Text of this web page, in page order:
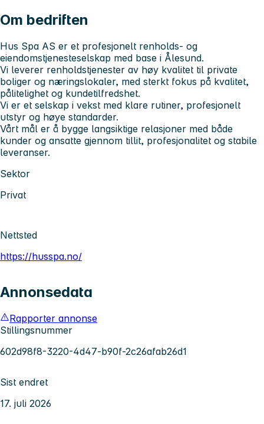
Om bedriften
Hus Spa AS er et profesjonelt renholds- og
eiendomstjenesteselskap med base i Ålesund.
Vi leverer renholdstjenester av høy kvalitet til private
boliger og næringslokaler, med sterkt fokus på kvalitet,
pålitelighet og kundetilfredshet.
Vi er et selskap i vekst med klare rutiner, profesjonelt
utstyr og høye standarder.
Vårt mål er å bygge langsiktige relasjoner med både
kunder og ansatte gjennom tillit, profesjonalitet og stabile
leveranser.
Sektor
Privat
Nettsted
https://husspa.no/
Annonsedata
Rapporter annonse
Stillingsnummer
602d98f8-3220-4d47-b90f-2c26afab26d1
Sist endret
17. juli 2026